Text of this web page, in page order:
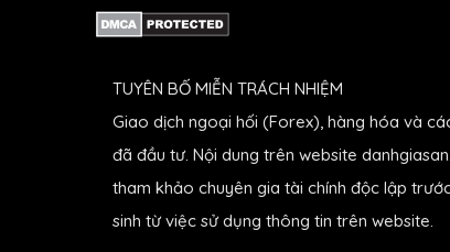
TUYÊN BỐ MIỄN TRÁCH NHIỆM
Giao dịch ngoại hối (Forex), hàng hóa và
đã đầu tư. Nội dung trên website
tham khảo chuyên gia tài chính độc lập
sinh từ việc sử dụng thông tin trên website.